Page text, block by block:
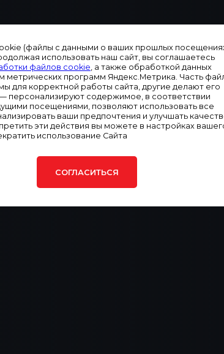
для дизельных и газовых
генераторов и замена
безопасной и эффективной работы.
контроллеры, пульты управления,
подогреватели и т.д. Помимо
приводы топливных реек,
и назначения.
доставку, замену и ремонт. Звоните,
и сроки доставки.
(файлы с данными о ваших прошлых
использовать наш сайт, вы соглашаетесь
файлов cookie, а также обработкой данных
метрических программ Яндекс.Метрика. Часть
для корректной работы сайта, другие делают его
персонализируют содержимое, в соответствии
посещениями, позволяют использовать все
ваши предпочтения и улучшать
эти действия вы можете в настройках
использование Сайта
СОГЛАСИТЬСЯ